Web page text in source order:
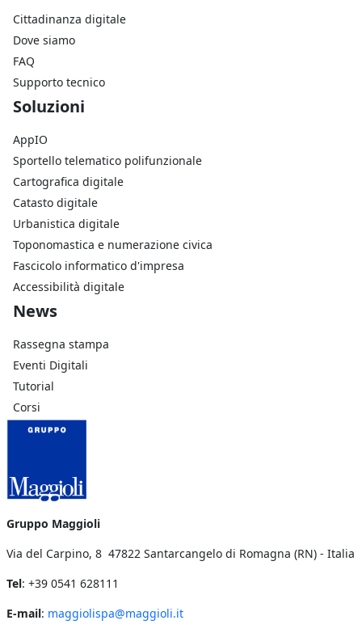
Cittadinanza digitale
Dove siamo
FAQ
Supporto tecnico
Footer Soluzioni
Soluzioni
AppIO
Sportello telematico polifunzionale
Cartografica digitale
Catasto digitale
Urbanistica digitale
Toponomastica e numerazione civica
Fascicolo informatico d'impresa
Accessibilità digitale
Footer Azienda
News
Rassegna stampa
Eventi Digitali
Tutorial
Corsi
Gruppo Maggioli
Via del Carpino, 8 47822 Santarcangelo di Romagna (RN) - Italia
Tel: +39 0541 628111
E-mail: maggiolispa@maggioli.it